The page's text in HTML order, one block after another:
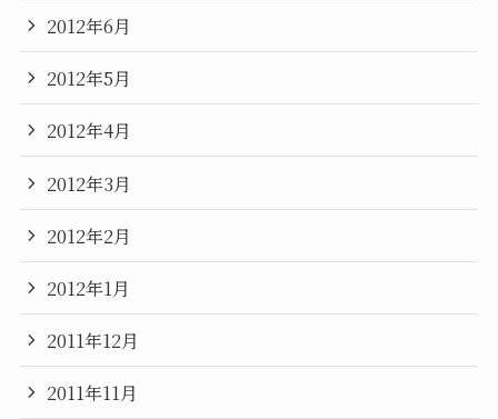
2012年6月
2012年5月
2012年4月
2012年3月
2012年2月
2012年1月
2011年12月
2011年11月